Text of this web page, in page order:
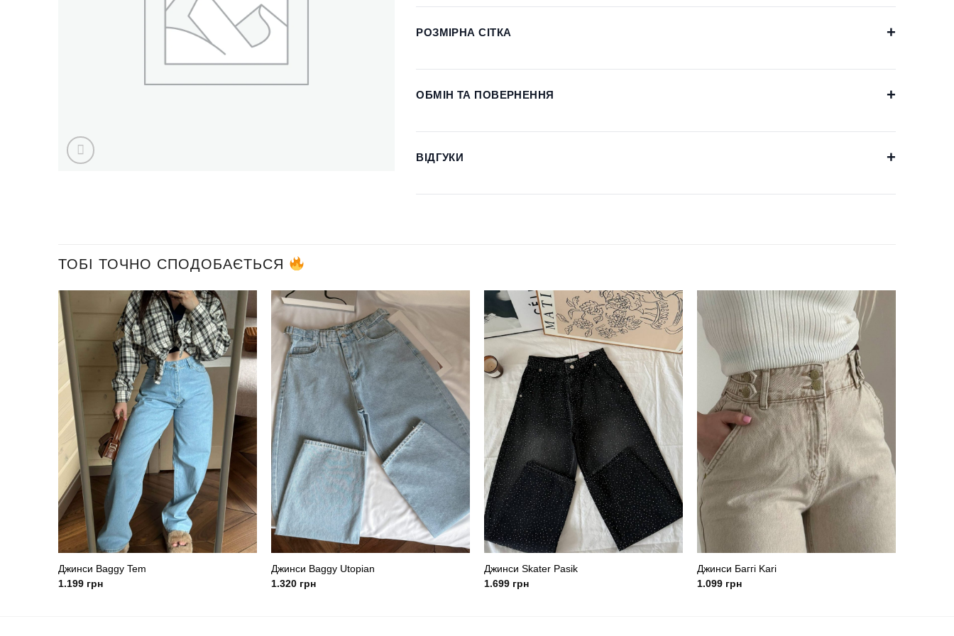
РОЗМІРНА СІТКА +
ОБМІН ТА ПОВЕРНЕННЯ +
ВІДГУКИ +
ТОБІ ТОЧНО СПОДОБАЄТЬСЯ
Джинси Baggy Tem
1.199грн
Джинси Baggy Utopian
1.320грн
Джинси Skater Pasik
1.699грн
Джинси Баггі Kari
1.099грн